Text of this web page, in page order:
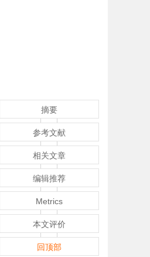
摘要
参考文献
相关文章
编辑推荐
Metrics
本文评价
回顶部